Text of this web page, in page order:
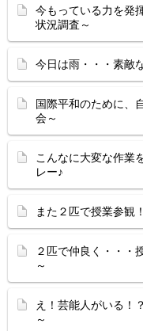
今もっている力を
状況調査～
今日は雨・・・素
国際平和のために
会～
こんなに大変な作業
レー♪
また２匹で授業参
２匹で仲良く・・
～
え！芸能人がいる
～